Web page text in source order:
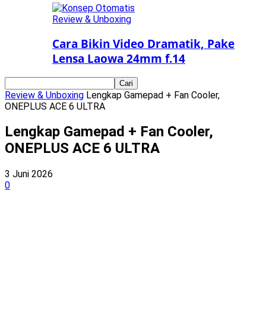
Review & Unboxing
Cara Bikin Video Dramatik, Pake
Lensa Laowa 24mm f.14
Review & Unboxing Lengkap Gamepad + Fan Cooler,
ONEPLUS ACE 6 ULTRA
Lengkap Gamepad + Fan Cooler,
ONEPLUS ACE 6 ULTRA
3 Juni 2026
0